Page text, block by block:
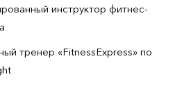
инструктор фитнес-
тренер «FitnessExpress» по